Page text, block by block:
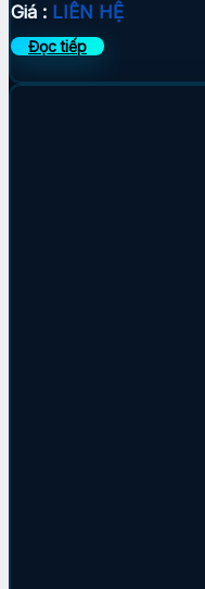
Giá : LIÊN HỆ
Đọc tiếp